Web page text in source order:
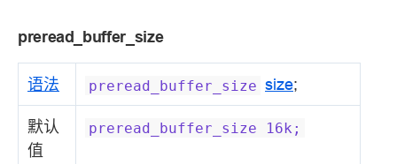
preread_buffer_size
语法 preread_buffer_size size;
默认
值
preread_buffer_size 16k;